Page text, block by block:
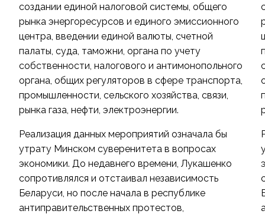
создании единой налоговой системы, общего
рынка энергоресурсов и единого эмиссионного
центра, введении единой валюты, счетной
палаты, суда, таможни, органа по учету
собственности, налогового и антимонопольного
органа, общих регуляторов в сфере транспорта,
промышленности, сельского хозяйства, связи,
рынка газа, нефти, электроэнергии.
Реализация данных мероприятий означала бы
утрату Минском суверенитета в вопросах
экономики. До недавнего времени, Лукашенко
сопротивлялся и отстаивал независимость
Беларуси, но после начала в республике
антиправительственных протестов,